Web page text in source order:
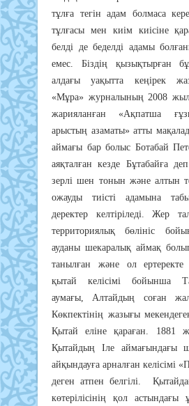
тұлға тегін адам болмаса
тұлғасы мен киім киісіне
белді де беделді адамы
емес. Біздің қызықтырған
алдағы уақытта кеңірек
«Мұра» журналының 2008
жарияланған «Ақпатша
арыстың азаматы» атты
аймағы бар болыс Ботабай
аяқталған кезде Бұтабайға
зерлі шен тонын және алтын
ожауды тиісті адамына
деректер келтіріледі. Жер
территориялық бөлініс
ауданы шекаралық аймақ
танылған және ол
қытай келісімі бойынша
аумағы, Алтайдың соған
Көкпектінің жазығы
Қытай еліне қараған. 1881
Қытайдың Іле аймағындағы
айқындауға арналған келісімі
деген атпен белгілі.
көтерілісінің қол астындағы